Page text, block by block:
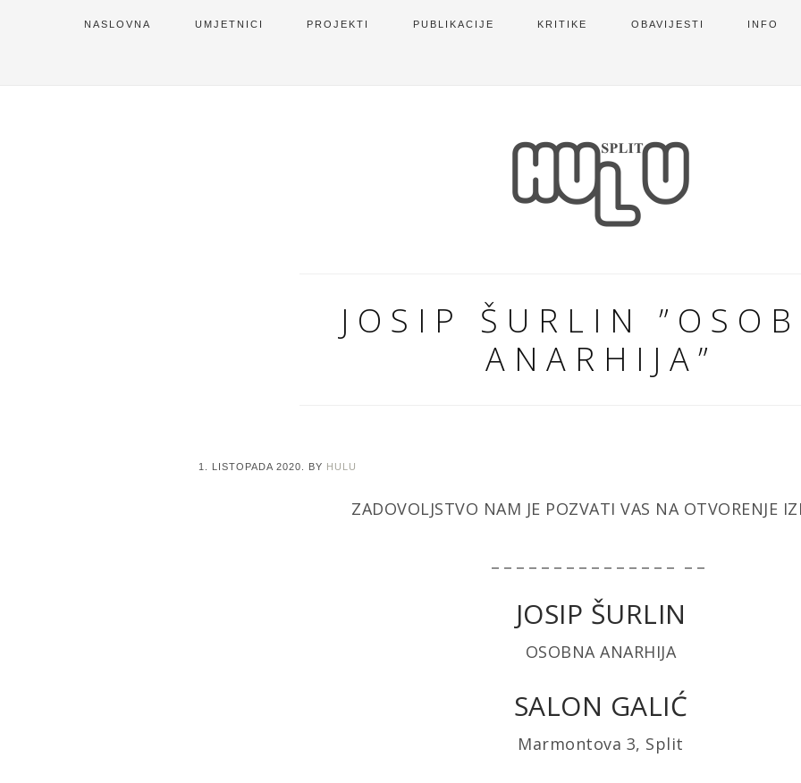
NASLOVNA UMJETNICI PROJEKTI PUBLIKACIJE KRITIKE OBAVIJESTI INFO
JOSIP ŠURLIN
ANARHIJA”
1. LISTOPADA 2020. BY HULU
ZADOVOLJSTVO NAM JE POZVATI VAS NA OTVORENJE
JOSIP ŠURLIN
OSOBNA ANARHIJA
SALON GALIĆ
Marmontova 3, Split